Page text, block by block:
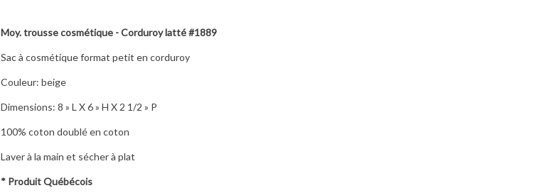
Moy. trousse cosmétique - Corduroy latté #1889
Sac à cosmétique format petit en corduroy
Couleur: beige
Dimensions: 8 » L X 6 » H X 2 1/2 » P
100% coton doublé en coton
Laver à la main et sécher à plat
* Produit Québécois